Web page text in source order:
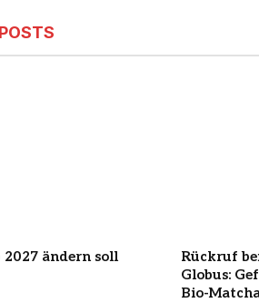
POSTS
2027 ändern soll
Rückruf
Globus:
Bio-